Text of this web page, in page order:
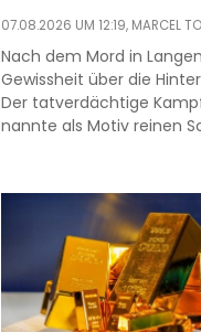
07.08.2026 UM 12:19, MARCEL
Nach dem Mord in
Gewissheit über die
Der tatverdächtige
nannte als Motiv reinen